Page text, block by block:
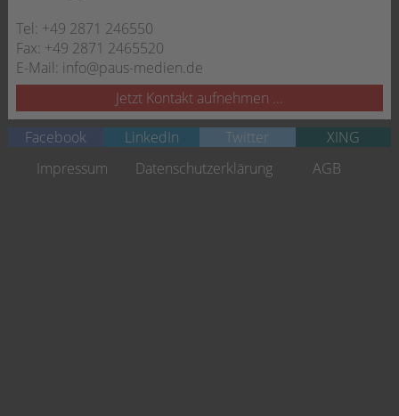
Tel: +49 2871 246550
Fax: +49 2871 2465520
E-Mail: info@paus-medien.de
Jetzt Kontakt aufnehmen ...
Facebook
LinkedIn Twitter
XING
Navigation
überspringen
Impressum Datenschutzerklärung AGB